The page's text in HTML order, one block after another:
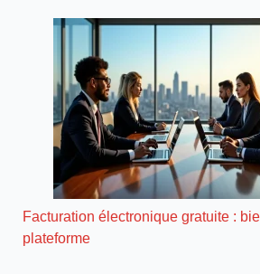
Facturation électronique gratuite :
plateforme